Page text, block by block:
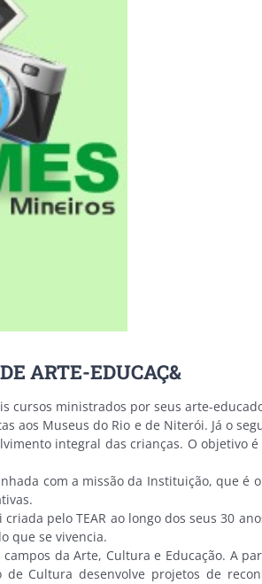
ARTE-EDUCAÇ&
ministrados por seus arte-
Museus do Rio e de Niterói. Já o
integral das crianças. O
com a missão da Instituição, que é
pelo TEAR ao longo dos seus 30
que se vivencia.
da Arte, Cultura e Educação. A
Cultura desenvolve projetos de